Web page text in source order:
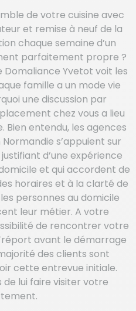
de votre cuisine avec
et remise à neuf de la
chaque semaine d’un
parfaitement propre ?
Domaliance Yvetot voit les
famille a un mode vie
une discussion par
chez vous a lieu
entendu, les agences
s’appuient sur
d’une expérience
et qui accordent de
horaires et à la clarté de
personnes au domicile
leur métier. A votre
de rencontrer votre
avant le démarrage
des clients sont
cette entrevue initiale.
lui faire visiter votre